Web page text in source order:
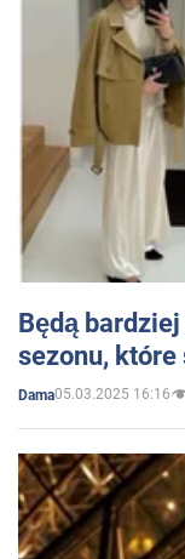
Będą
sezonu,
Dama05.03.2025 16:16